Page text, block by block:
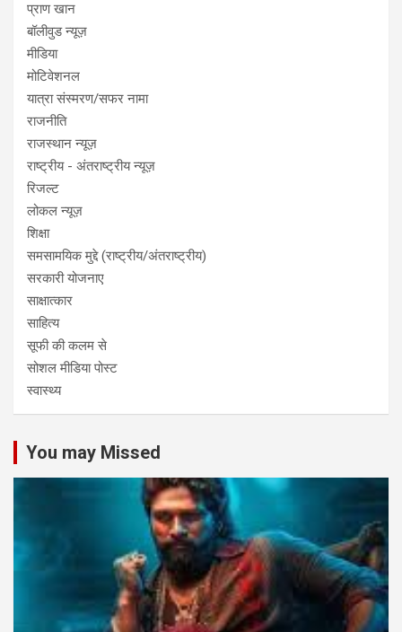
प्राण खान
बॉलीवुड न्यूज़
मीडिया
मोटिवेशनल
यात्रा संस्मरण/सफर नामा
राजनीति
राजस्थान न्यूज़
राष्ट्रीय - अंतराष्ट्रीय न्यूज़
रिजल्ट
लोकल न्यूज़
शिक्षा
समसामयिक मुद्दे (राष्ट्रीय/अंतराष्ट्रीय)
सरकारी योजनाए
साक्षात्कार
साहित्य
सूफी की कलम से
सोशल मीडिया पोस्ट
स्वास्थ्य
You may Missed